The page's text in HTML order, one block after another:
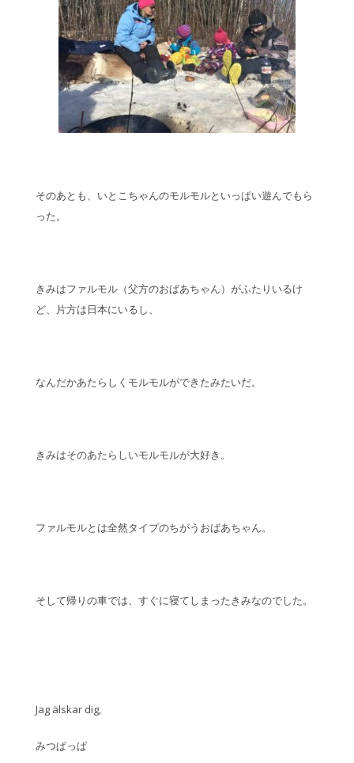
そのあとも、いとこちゃんのモルモルといっぱい遊んでもら
った。
きみはファルモル（父方のおばあちゃん）がふたりいるけ
ど、片方は日本にいるし、
なんだかあたらしくモルモルができたみたいだ。
きみはそのあたらしいモルモルが大好き。
ファルモルとは全然タイプのちがうおばあちゃん。
そして帰りの車では、すぐに寝てしまったきみなのでした。
Jag älskar dig,
みつぱっぱ